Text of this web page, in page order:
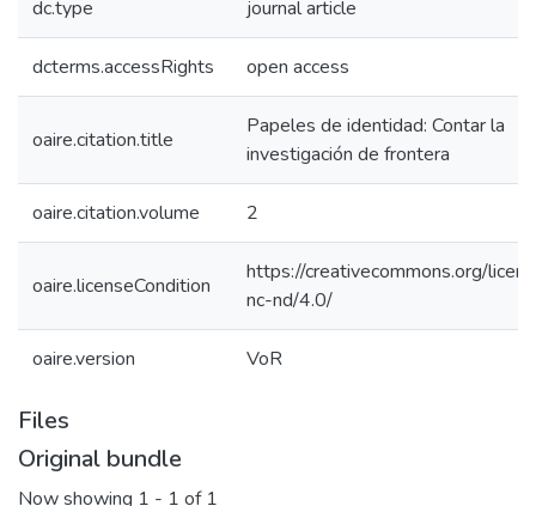
dc.type journal article
dcterms.accessRights open access
oaire.citation.title
Papeles de identidad: Contar la
investigación de frontera
oaire.citation.volume 2
oaire.licenseCondition
https://creativecommons.org/
nc-nd/4.0/
oaire.version VoR
Files
Original bundle
Now showing 1 - 1 of 1